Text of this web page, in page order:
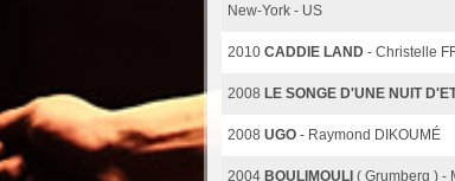
New-York - US
2010 CADDIE LAND - Christelle
2008 LE SONGE D'UNE NUIT
2008 UGO - Raymond DIKOUMÉ
2004 BOULIMOULI ( Grumberg ) -